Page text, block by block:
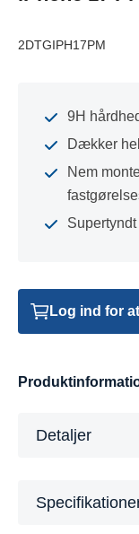
2DTGIPH17PM
9H
Dækker
Nem
Log ind for
Detaljer